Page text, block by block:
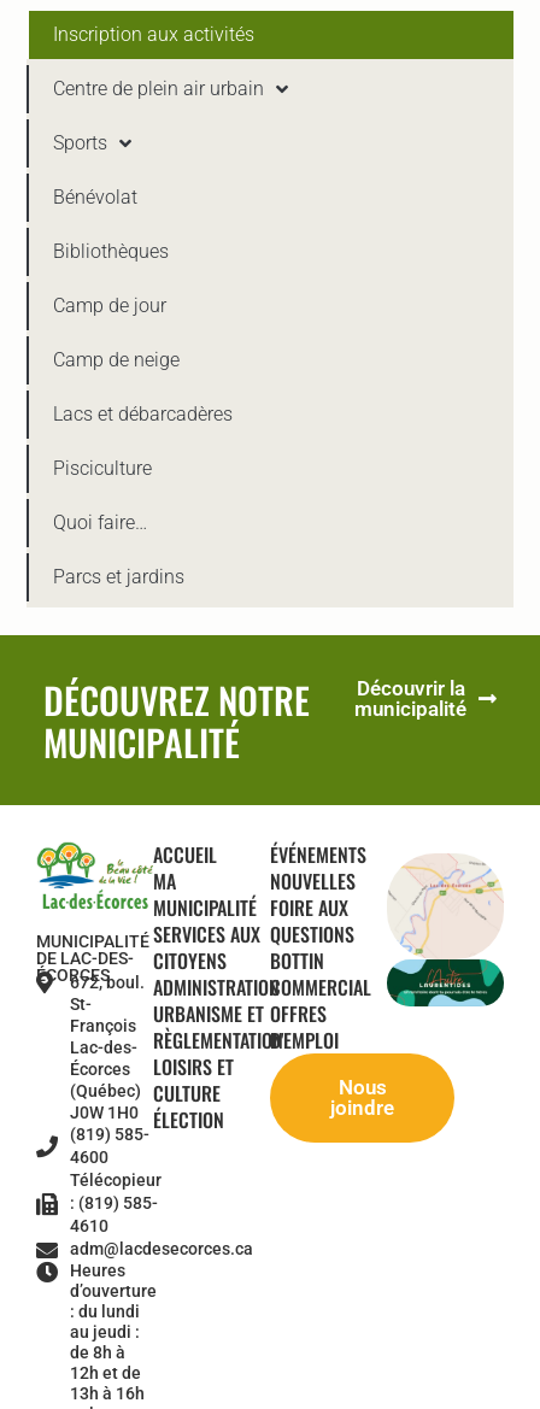
Inscription aux activités
Centre de plein air urbain
Sports
Bénévolat
Bibliothèques
Camp de jour
Camp de neige
Lacs et débarcadères
Pisciculture
Quoi faire…
Parcs et jardins
DÉCOUVREZ NOTRE
MUNICIPALITÉ
Découvrir la
municipalité
MUNICIPALITÉ
DE LAC-DES-
ÉCORCES
672, boul.
St-
François
Lac-des-
Écorces
(Québec)
J0W 1H0
(819) 585-
4600
Télécopieur
: (819) 585-
4610
adm@lacdesecorces.ca
Heures
d’ouverture
: du lundi
au jeudi :
de 8h à
12h et de
13h à 16h
ACCUEIL
MA
MUNICIPALITÉ
SERVICES AUX
CITOYENS
ADMINISTRATION
URBANISME ET
RÈGLEMENTATION
LOISIRS ET
CULTURE
ÉLECTION
ÉVÉNEMENTS
NOUVELLES
FOIRE AUX
QUESTIONS
BOTTIN
COMMERCIAL
OFFRES
D'EMPLOI
Nous
joindre